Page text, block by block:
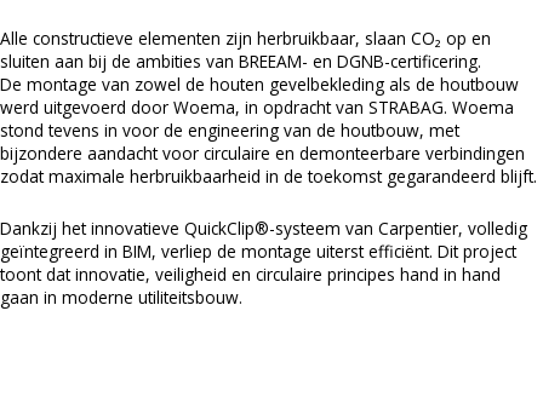
Alle constructieve elementen zijn herbruikbaar, slaan CO₂ op en
sluiten aan bij de ambities van BREEAM- en DGNB-certificering.
De montage van zowel de houten gevelbekleding als de houtbouw
werd uitgevoerd door Woema, in opdracht van STRABAG. Woema
stond tevens in voor de engineering van de houtbouw, met
bijzondere aandacht voor circulaire en demonteerbare verbindingen
zodat maximale herbruikbaarheid in de toekomst gegarandeerd blijft.
Dankzij het innovatieve QuickClip®-systeem van Carpentier, volledig
geïntegreerd in BIM, verliep de montage uiterst efficiënt. Dit project
toont dat innovatie, veiligheid en circulaire principes hand in hand
gaan in moderne utiliteitsbouw.